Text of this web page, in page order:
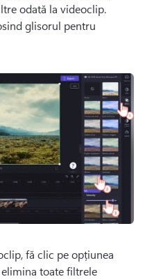
odată la videoclip.
glisorul pentru
fă clic pe opțiunea
toate filtrele